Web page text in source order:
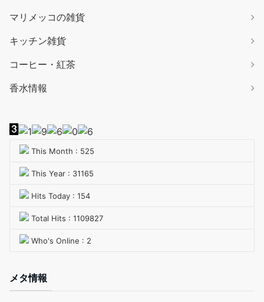
マリメッコの雑貨
キッチン雑貨
コーヒー・紅茶
香水情報
This Month : 525
This Year : 31165
Hits Today : 154
Total Hits : 1109827
Who's Online : 2
メタ情報